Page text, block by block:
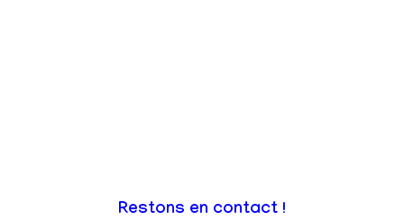
Restons en contact !